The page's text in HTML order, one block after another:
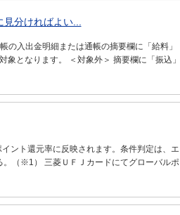
分ければよい...
の入出金明細または通帳の摘要欄に「給料」
象となります。 ＜対象外＞ 摘要欄に「振込」
ント還元率に反映されます。条件判定は、エ
。（※1） 三菱ＵＦＪカードにてグローバルポ